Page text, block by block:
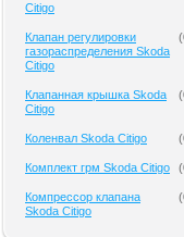
Citigo
Клапан регулировки
газораспределения Skoda
Citigo
(
Клапанная крышка Skoda
Citigo
(
Коленвал Skoda Citigo (
Комплект грм Skoda Citigo (
Компрессор клапана
Skoda Citigo
(